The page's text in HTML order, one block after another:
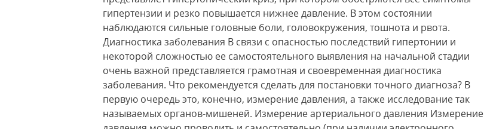
гипертензии и резко повышается нижнее давление. В этом состоянии
наблюдаются сильные головные боли, головокружения, тошнота и рвота.
Диагностика заболевания В связи с опасностью последствий гипертонии и
некоторой сложностью ее самостоятельного выявления на начальной стадии
очень важной представляется грамотная и своевременная диагностика
заболевания. Что рекомендуется сделать для постановки точного диагноза? В
первую очередь это, конечно, измерение давления, а также исследование так
называемых органов-мишеней. Измерение артериального давления Измерение